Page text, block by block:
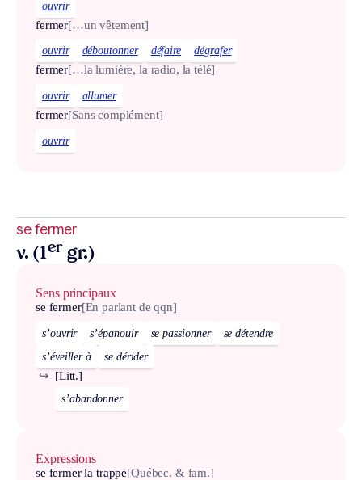
ouvrir
fermer[…un vêtement]
ouvrir déboutonner défaire dégrafer
fermer[…la lumière, la radio, la télé]
ouvrir allumer
fermer[Sans complément]
ouvrir
se fermer
v. (1er gr.)
Sens principaux
se fermer[En parlant de qqn]
s’ouvrir s’épanouir se passionner
se détendre
s’éveiller à
se dérider
[Litt.]
↪
s’abandonner
Expressions
se fermer la trappe[Québec. & fam.]